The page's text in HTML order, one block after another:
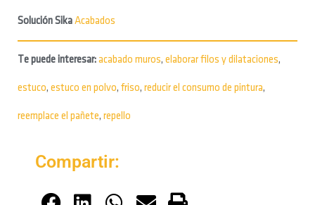
Solución Sika Acabados
Te puede interesar: acabado muros, elaborar filos y dilataciones,
estuco, estuco en polvo, friso, reducir el consumo de pintura,
reemplace el pañete, repello
Compartir: